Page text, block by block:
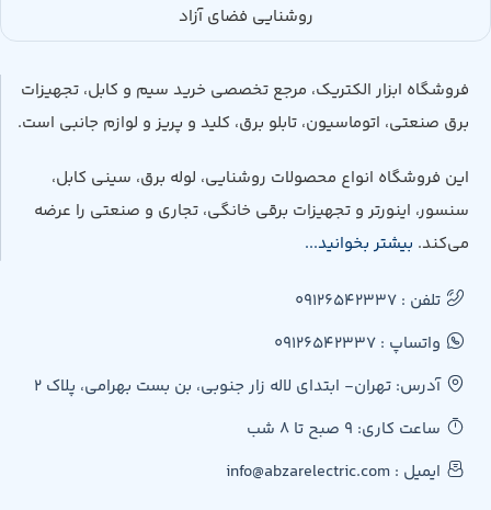
روشنایی فضای آزاد
فروشگاه ابزار الکتریک، مرجع تخصصی خرید سیم و کابل، تجهیزات
برق صنعتی، اتوماسیون، تابلو برق، کلید و پریز و لوازم جانبی است.
این فروشگاه انواع محصولات روشنایی، لوله برق، سینی کابل،
سنسور، اینورتر و تجهیزات برقی خانگی، تجاری و صنعتی را عرضه
می‌کند. بیشتر بخوانید...
تلفن : 09126542337
واتساپ : 09126542337
آدرس: تهران- ابتدای لاله زار جنوبی، بن بست بهرامی، پلاک 2
ساعت کاری: 9 صبح تا 8 شب
ایمیل : info@abzarelectric.com